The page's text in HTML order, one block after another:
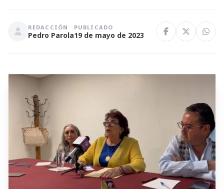
REDACCIÓN
Pedro Parola
PUBLICADO
19 de mayo de 2023